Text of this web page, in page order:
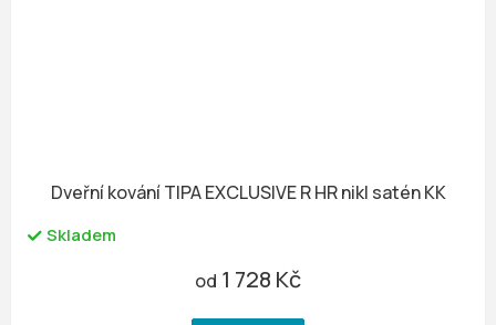
Dveřní kování TIPA EXCLUSIVE R HR nikl satén KK
Skladem
od 1 728 Kč